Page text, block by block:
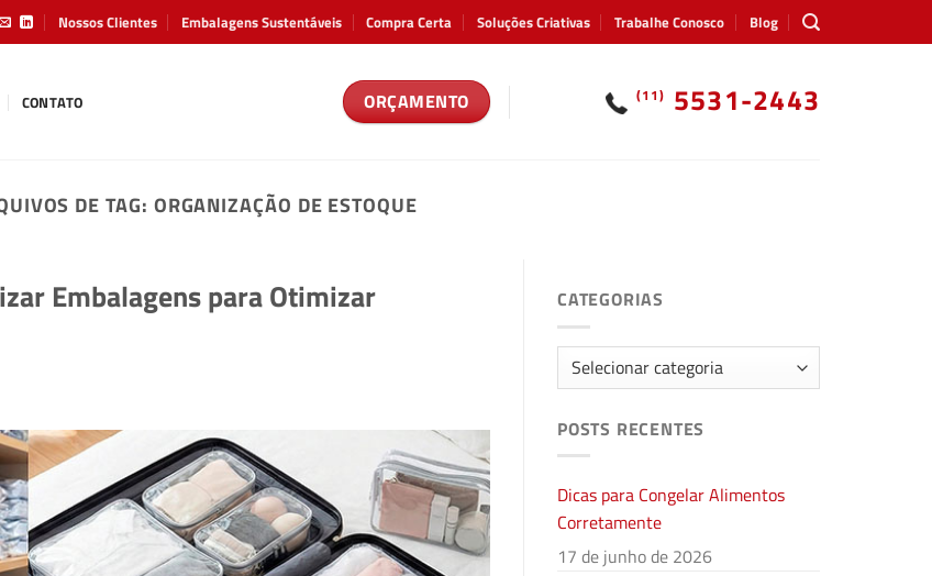
Nossos Clientes Embalagens Sustentáveis Compra Certa Soluções Criativas Trabalhe Conosco Blog
CONTATO ORÇAMENTO (11) 5531-2443
DE TAG: ORGANIZAÇÃO DE ESTOQUE
Embalagens para Otimizar
CATEGORIAS
Categorias
POSTS RECENTES
Dicas para Congelar Alimentos
Corretamente
17 de junho de 2026